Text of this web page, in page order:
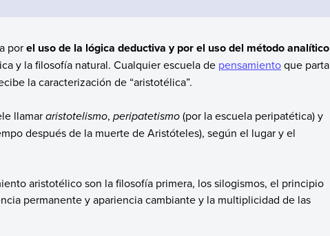
porel uso de la lógica deductiva y por el uso del método analítico
y la filosofía natural. Cualquier escuela de pensamientoque parta
la caracterización de “aristotélica”.
llamararistotelismo, peripatetismo(por la escuela peripatética) y
después de la muerte de Aristóteles), según el lugar y el
aristotélico son la filosofía primera, los silogismos, el principio
permanente y apariencia cambiante y la multiplicidad de las